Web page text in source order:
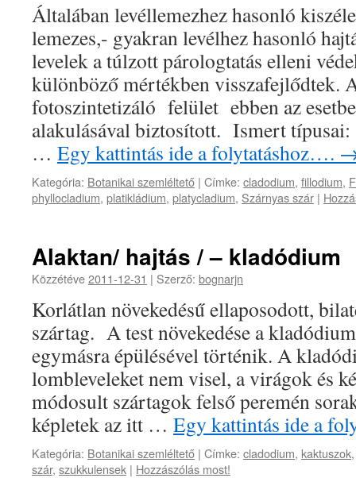
Általában levéllemezhez hasonló
lemezes,- gyakran levélhez hasonló
levelek a túlzott párologtatás elleni
különböző mértékben visszafejlődtek.
fotoszintetizáló felület ebben az
alakulásával biztosított. Ismert
… Egy kattintás ide a folytatáshoz….
Kategória: Botanikai szemléltető | Címke: cladodium, fillodium,
phyllocladium, platikládium, platycladium, Szárnyas szár |
Alaktan/ hajtás / – kladódium
Közzétéve2011-12-31 | Szerző: bognarjn
Korlátlan növekedésű ellaposodott,
szártag. A test növekedése a
egymásra épülésével történik. A
lombleveleket nem visel, a virágok és
módosult szártagok felső peremén
képletek az itt … Egy kattintás ide a
Kategória: Botanikai szemléltető | Címke: cladodium, kaktuszok
szár, szukkulensek | Hozzászólás most!